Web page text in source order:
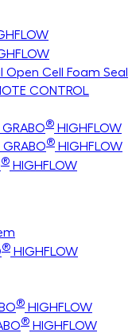
Cell Foam Seal
CONTROL
® HIGHFLOW
® HIGHFLOW
® HIGHFLOW
® HIGHFLOW
® HIGHFLOW
® HIGHFLOW